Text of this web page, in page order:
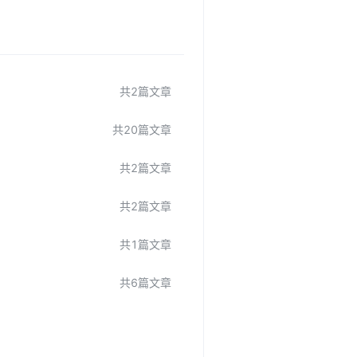
共2篇文章
共20篇文章
共2篇文章
共2篇文章
共1篇文章
共6篇文章